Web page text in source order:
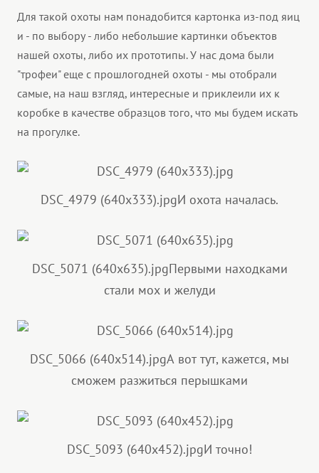
Для такой охоты нам понадобится картонка из-под яиц
и - по выбору - либо небольшие картинки объектов
нашей охоты, либо их прототипы. У нас дома были
"трофеи" еще с прошлогодней охоты - мы отобрали
самые, на наш взгляд, интересные и приклеили их к
коробке в качестве образцов того, что мы будем искать
на прогулке.
DSC_4979 (640x333).jpgИ охота началась.
DSC_5071 (640x635).jpgПервыми находками
стали мох и желуди
DSC_5066 (640x514).jpgА вот тут, кажется, мы
сможем разжиться перышками
DSC_5093 (640x452).jpgИ точно!